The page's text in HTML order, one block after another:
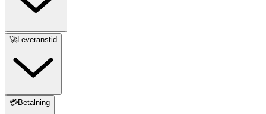
🚀Leveranstid
💳Betalning